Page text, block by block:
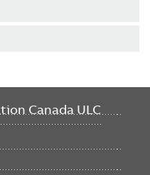
Canada ULC